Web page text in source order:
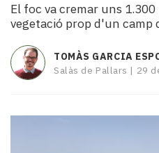
turisme
Cultura
Esports
Mai
tant!
i
El foc va cremar uns
vegetació prop d'un camp
TOMÀS GARCIA
Salàs de Pallars | 29